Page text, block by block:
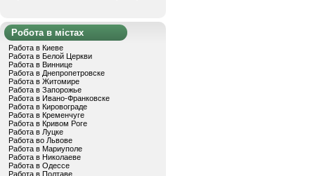
Робота в містах
Работа в Киеве
Работа в Белой Церкви
Работа в Виннице
Работа в Днепропетровске
Работа в Житомире
Работа в Запорожье
Работа в Ивано-Франковске
Работа в Кировограде
Работа в Кременчуге
Работа в Кривом Роге
Работа в Луцке
Работа во Львове
Работа в Мариуполе
Работа в Николаеве
Работа в Одессе
Работа в Полтаве